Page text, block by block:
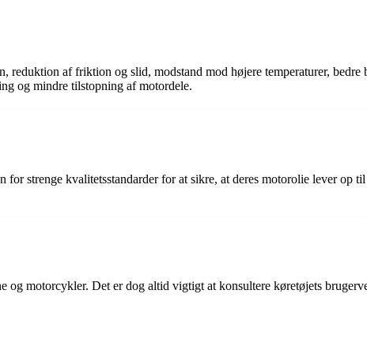
reduktion af friktion og slid, modstand mod højere temperaturer,
og mindre tilstopning af motordele.
strenge kvalitetsstandarder for at sikre, at deres motorolie lever op
motorcykler. Det er dog altid vigtigt at konsultere køretøjets